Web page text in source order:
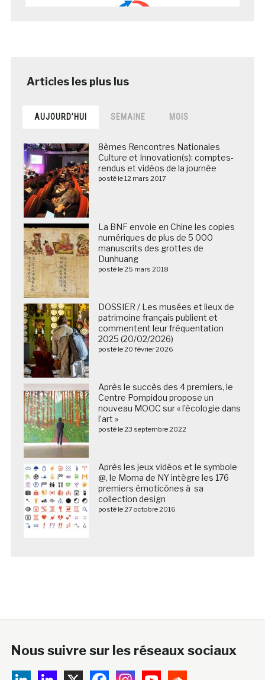
AUJOURD’HUI SEMAINE MOIS
8èmes Rencontres Nationales
Culture et Innovation(s): comptes-
rendus et vidéos de la journée
posté le 12 mars 2017
La BNF envoie en Chine les copies
numériques de plus de 5 000
manuscrits des grottes de
Dunhuang
posté le 25 mars 2018
DOSSIER / Les musées et lieux de
patrimoine français publient et
commentent leur fréquentation
2025 (20/02/2026)
posté le 20 février 2026
Après le succès des 4 premiers, le
Centre Pompidou propose un
nouveau MOOC sur « l’écologie dans
l’art »
posté le 23 septembre 2022
Après les jeux vidéos et le symbole
@, le Moma de NY intègre les 176
premiers émoticônes à sa
collection design
posté le 27 octobre 2016
Nous suivre sur les réseaux sociaux